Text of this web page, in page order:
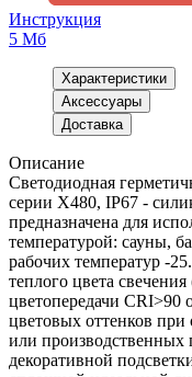
Инструкция
5 Мб
Характеристики
Аксессуары
Доставка
Описание
Светодиодная
серии X480, IP67 -
предназначена для
температурой: сауны,
рабочих температур -
теплого цвета
цветопередачи CRI>90
цветовых оттенков
или производственных
декоративной